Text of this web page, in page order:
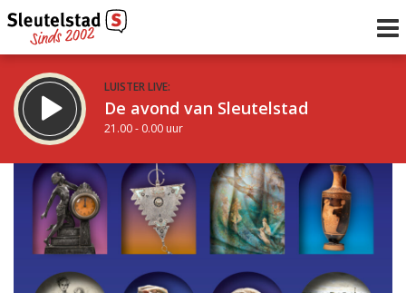
LUISTER LIVE:
De avond van Sleutelstad
21.00 - 0.00 uur
STRAKS:
De nacht van Sleutelstad
0.00 - 6.00 uur
Vorig uur
uur 1 van 0 Volgend uur